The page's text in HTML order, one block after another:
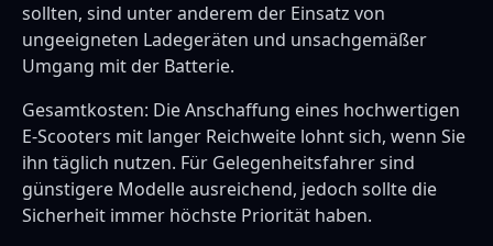
sollten, sind unter anderem der Einsatz von
ungeeigneten Ladegeräten und unsachgemäßer
Umgang mit der Batterie.
Gesamtkosten: Die Anschaffung eines hochwertigen
E-Scooters mit langer Reichweite lohnt sich, wenn Sie
ihn täglich nutzen. Für Gelegenheitsfahrer sind
günstigere Modelle ausreichend, jedoch sollte die
Sicherheit immer höchste Priorität haben.